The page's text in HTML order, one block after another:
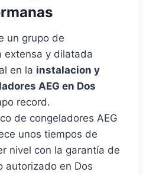
un grupo de
extensa y dilatada
en la instalacion y
AEG en Dos
record.
de congeladores AEG
unos tiempos de
nivel con la garantía de
autorizado en Dos